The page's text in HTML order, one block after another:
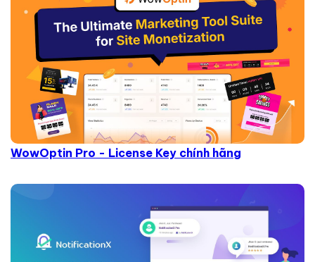
WowOptin Pro - License Key chính hãng